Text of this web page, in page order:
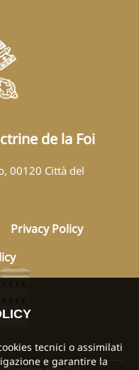
de la Foi
00120 Città del
Privacy Policy
tecnici o assimilati
e garantire la